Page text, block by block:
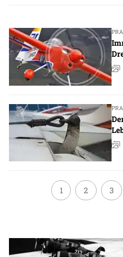
1 2 3